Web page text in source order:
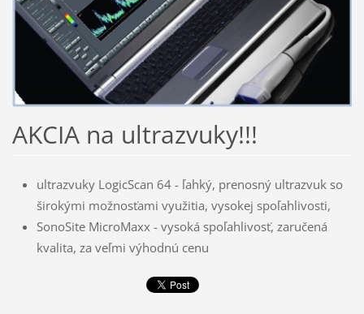
AKCIA na ultrazvuky!!!
ultrazvuky LogicScan 64 - ľahký, prenosný ultrazvuk so
širokými možnosťami využitia, vysokej spoľahlivosti,
SonoSite MicroMaxx - vysoká spoľahlivosť, zaručená
kvalita, za veľmi výhodnú cenu